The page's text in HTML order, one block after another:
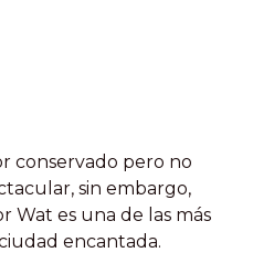
conservado pero no
sin embargo,
Wat es una de las más
encantada.